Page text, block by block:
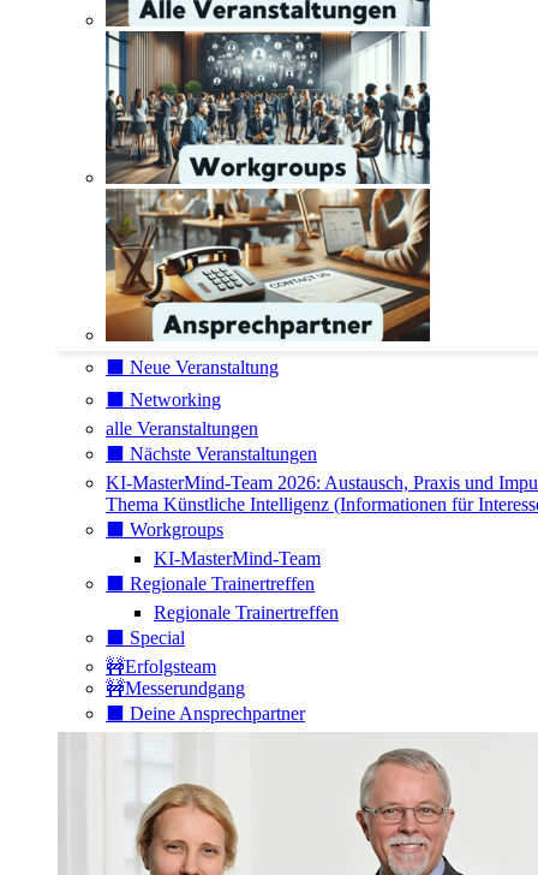
⬛️ Neue Veranstaltung
⬛️ Networking
alle Veranstaltungen
⬛️ Nächste Veranstaltungen
KI-MasterMind-Team 2026: Austausch, Praxis und
Thema Künstliche Intelligenz (Informationen für
⬛️ Workgroups
KI-MasterMind-Team
⬛️ Regionale Trainertreffen
Regionale Trainertreffen
⬛️ Special
🚧Erfolgsteam
🚧Messerundgang
⬛️ Deine Ansprechpartner